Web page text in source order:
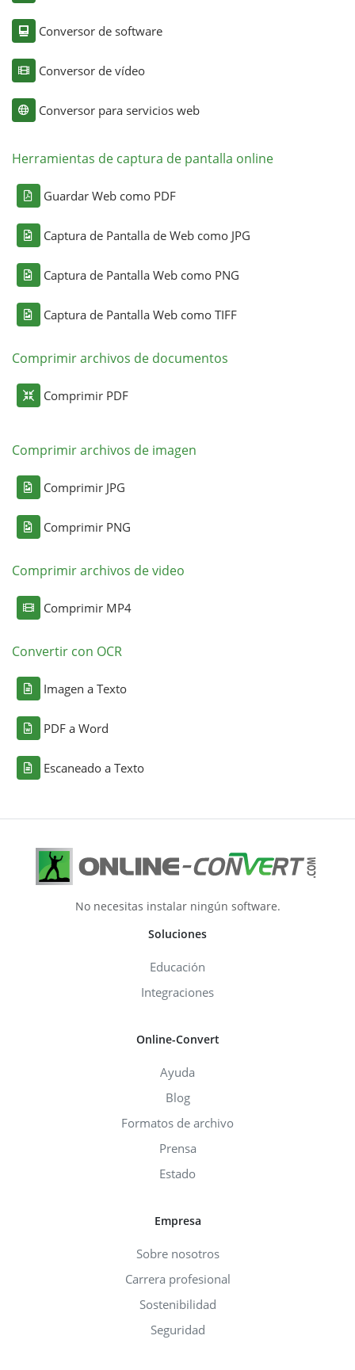
Conversor de software
Conversor de vídeo
Conversor para servicios web
Herramientas de captura de pantalla online
Guardar Web como PDF
Captura de Pantalla de Web como JPG
Captura de Pantalla Web como PNG
Captura de Pantalla Web como TIFF
Comprimir archivos de documentos
Comprimir PDF
Comprimir archivos de imagen
Comprimir JPG
Comprimir PNG
Comprimir archivos de video
Comprimir MP4
Convertir con OCR
Imagen a Texto
PDF a Word
Escaneado a Texto
No necesitas instalar ningún software.
Soluciones
Educación
Integraciones
Online-Convert
Ayuda
Blog
Formatos de archivo
Prensa
Estado
Empresa
Sobre nosotros
Carrera profesional
Sostenibilidad
Seguridad